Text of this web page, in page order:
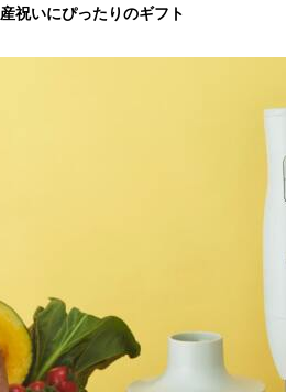
祝いにぴったりのギフト